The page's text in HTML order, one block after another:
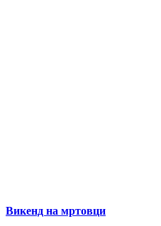
Викенд на мртовци